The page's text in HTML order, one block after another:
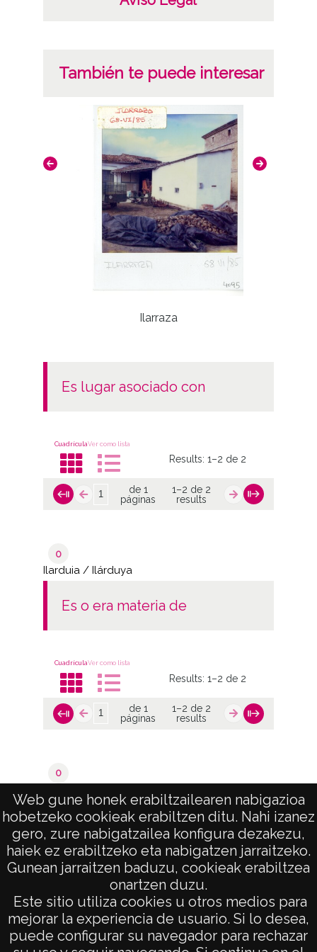
Web gune honek erabiltzailearen nabigazioa
hobetzeko cookieak erabiltzen ditu. Nahi izanez
gero, zure nabigatzailea konfigura dezakezu,
haiek ez erabiltzeko eta nabigatzen jarraitzeko.
Gunean jarraitzen baduzu, cookieak erabiltzea
onartzen duzu.
Este sitio utiliza cookies u otros medios para
mejorar la experiencia de usuario. Si lo desea,
puede configurar su navegador para rechazar
También te puede interesar
Ilarraza
es lugar asociado con
CuadrículaVer como lista
Results:1–2 de 2
de 1
páginas
1–2 de 2
results
0
Ilarduia / Ilárduya
es o era materia de
CuadrículaVer como lista
Results:1–2 de 2
de 1
páginas
1–2 de 2
results
0
de 1
páginas
1–2 de 2
results
AVISO LEGAL
POLÍTICA DE PRIVACIDAD
ACCESIBILIDAD